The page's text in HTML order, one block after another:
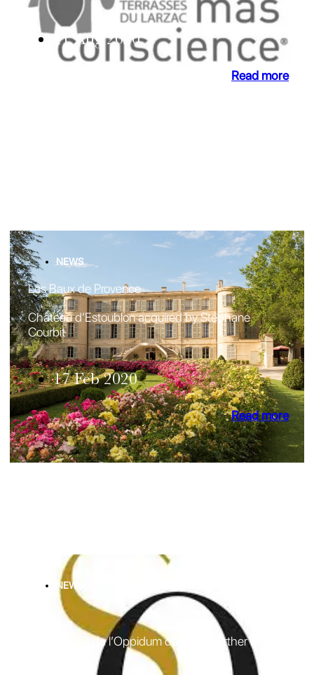
21 Aug 2020
Read more
NEWS
Les Baux de Provence
Château d’Estoublon acquired by Stéphane
Courbit
17 Feb 2020
Read more
NEWS
Les Sources de l’Oppidum develops further in Lirac